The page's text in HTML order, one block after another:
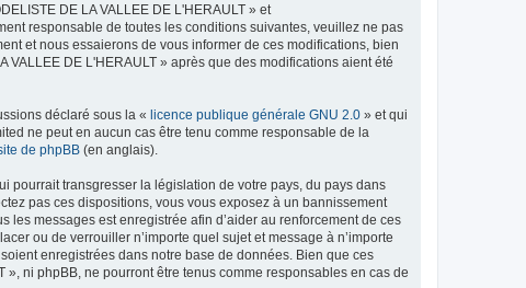
DE LA VALLEE DE L'HERAULT » et
responsable de toutes les conditions suivantes, veuillez ne pas
et nous essaierons de vous informer de ces modifications, bien
DE L'HERAULT » après que des modifications aient été
déclaré sous la « licence publique générale GNU 2.0 » et qui
ne peut en aucun cas être tenu comme responsable de la
de phpBB (en anglais).
pourrait transgresser la législation de votre pays, du pays dans
pas ces dispositions, vous vous exposez à un bannissement
les messages est enregistrée afin d’aider au renforcement de ces
ou de verrouiller n’importe quel sujet et message à n’importe
enregistrées dans notre base de données. Bien que ces
ni phpBB, ne pourront être tenus comme responsables en cas de